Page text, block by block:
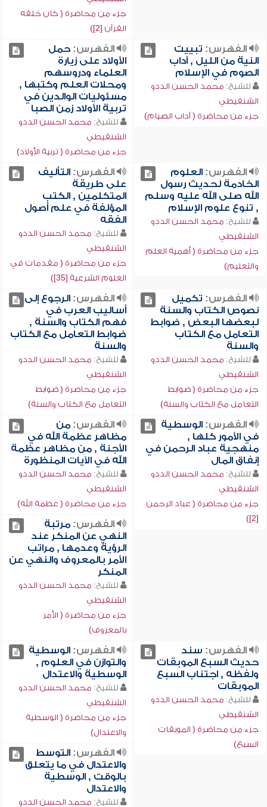
جزء من محاضرة ( كان خلقه
القرآن [2])
الفهرس: تبييت
النية من الليل , آداب
الصوم في الإسلام
للشيخ: محمد الحسن الددو
الشنقيطي
جزء من محاضرة ( آداب الصيام)
الفهرس:حمل
الأولاد على زيارة
العلماء ودروسهم
ومحلات العلم وكتبها ,
مسئوليات الوالدين في
تربية الأولاد زمن الصبا
للشيخ: محمد الحسن الددو
الشنقيطي
جزء من محاضرة ( تربية الأولاد)
الفهرس:العلوم
الخادمة لحديث رسول
الله صلى الله عليه وسلم
, تنوع علوم الإسلام
للشيخ: محمد الحسن الددو
الشنقيطي
جزء من محاضرة ( أهمية العلم
والتعليم)
الفهرس:التأليف
على طريقة
المتكلمين , الكتب
المؤلفة في علم أصول
الفقه
للشيخ: محمد الحسن الددو
الشنقيطي
جزء من محاضرة ( مقدمات في
العلوم الشرعية [35])
الفهرس: تكميل
نصوص الكتاب والسنة
لبعضها البعض , ضوابط
التعامل مع الكتاب
والسنة
للشيخ: محمد الحسن الددو
الشنقيطي
جزء من محاضرة ( ضوابط
التعامل مع الكتاب والسنة)
الفهرس:الرجوع إلى
أساليب العرب في
فهم الكتاب والسنة ,
ضوابط التعامل مع الكتاب
والسنة
للشيخ: محمد الحسن الددو
الشنقيطي
جزء من محاضرة ( ضوابط
التعامل مع الكتاب والسنة)
الفهرس:الوسطية
في الأمور كلها ,
منهجية عباد الرحمن في
إنفاق المال
للشيخ: محمد الحسن الددو
الشنقيطي
جزء من محاضرة ( عباد الرحمن
[2])
الفهرس:من
مظاهر عظمة الله في
الأجنة , من مظاهر عظمة
الله في الآيات المنظورة
للشيخ: محمد الحسن الددو
الشنقيطي
جزء من محاضرة ( عظمة الله)
الفهرس:مرتبة
النهي عن المنكر عند
الرؤية وعدمها , مراتب
الأمر بالمعروف والنهي عن
المنكر
للشيخ: محمد الحسن الددو
الشنقيطي
جزء من محاضرة ( الأمر
بالمعروف)
الفهرس: سند
حديث السبع الموبقات
ولفظه , اجتناب السبع
الموبقات
للشيخ: محمد الحسن الددو
الشنقيطي
جزء من محاضرة ( الموبقات
السبع)
الفهرس:الوسطية
والتوازن في العلوم ,
الوسطية والاعتدال
للشيخ: محمد الحسن الددو
الشنقيطي
جزء من محاضرة ( الوسطية
والاعتدال)
الفهرس:التوسط
والاعتدال في ما يتعلق
بالوقت , الوسطية
والاعتدال
للشيخ: محمد الحسن الددو